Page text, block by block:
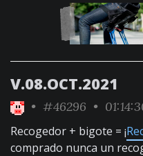
V.08.OCT.2021
• #46296 •
Recogedor + bigote = ¡
comprado nunca un